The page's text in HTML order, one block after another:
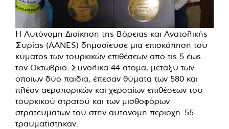
Η Αυτόνομη Διοίκηση της Βόρειας και Ανατολικής
Συρίας (AANES) δημοσίευσε μια επισκόπηση του
κύματος των τουρκικών επιθέσεων από τις 5 έως
τον Οκτώβριο. Συνολικά 44 άτομα, μεταξύ των
οποίων δύο παιδιά, έπεσαν θύματα των 580 και
πλέον αεροπορικών και χερσαίων επιθέσεων του
τουρκικού στρατού και των μισθοφόρων
στρατευμάτων του στην αυτόνομη περιοχή. 55
τραυματίστηκαν.